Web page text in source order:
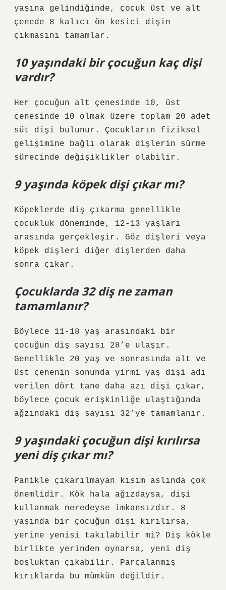
yaşına gelindiğinde, çocuk üst ve alt
çenede 8 kalıcı ön kesici dişin
çıkmasını tamamlar.
10 yaşındaki bir çocuğun kaç dişi
vardır?
Her çocuğun alt çenesinde 10, üst
çenesinde 10 olmak üzere toplam 20 adet
süt dişi bulunur. Çocukların fiziksel
gelişimine bağlı olarak dişlerin sürme
sürecinde değişiklikler olabilir.
9 yaşında köpek dişi çıkar mı?
Köpeklerde diş çıkarma genellikle
çocukluk döneminde, 12-13 yaşları
arasında gerçekleşir. Göz dişleri veya
köpek dişleri diğer dişlerden daha
sonra çıkar.
Çocuklarda 32 diş ne zaman
tamamlanır?
Böylece 11-18 yaş arasındaki bir
çocuğun diş sayısı 28’e ulaşır.
Genellikle 20 yaş ve sonrasında alt ve
üst çenenin sonunda yirmi yaş dişi adı
verilen dört tane daha azı dişi çıkar,
böylece çocuk erişkinliğe ulaştığında
ağzındaki diş sayısı 32’ye tamamlanır.
9 yaşındaki çocuğun dişi kırılırsa
yeni diş çıkar mı?
Panikle çıkarılmayan kısım aslında çok
önemlidir. Kök hala ağızdaysa, dişi
kullanmak neredeyse imkansızdır. 8
yaşında bir çocuğun dişi kırılırsa,
yerine yenisi takılabilir mi? Diş kökle
birlikte yerinden oynarsa, yeni diş
boşluktan çıkabilir. Parçalanmış
kırıklarda bu mümkün değildir.